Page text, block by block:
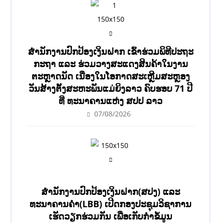
ສຳນັກງານປົກປ້ອງເງິນຝາກ ເຂົ້າຮ່ວມພິທີປະຖະ
ກະຖາ ແລະ ຮ່ວມວາງສະແດງສິນຄ້າໃນງານ
ຕະຫຼາດນັດ ເນື່ອງໃນໂອກາດສະເຫຼີມສະຫຼອງ
ວັນສ້າງຕັ້ງສະຫະພັນແມ່ຍິງລາວ ຄົບຮອບ 71 ປີ
ທີ່ ທະນາຄານແຫ່ງ ສປປ ລາວ
07/08/2026
ສຳນັກງານປົກປ້ອງເງິນຝາກ(ສປງ) ແລະ
ທະນາຄານຄຳ(LBB) ເປີດກອງປະຊຸມວິຊາການ
ເຮັດວຽກຮ່ວມກັນ ເພື່ອເກັບກຳຂໍ້ມູນ